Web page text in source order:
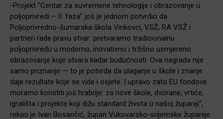
-Projekt ”Centar za suvremene tehnologije i obrazovanje u
poljoprivredi – II. faza” još je jednom potvrdio da
Poljoprivredno-šumarska škola Vinkovci, VSŽ, RA VSŽ i
partneri rade pravu stvar: pretvaramo tradicionalnu
poljoprivredu u moderno, inovativno i tržišno usmjereno
obrazovanje koje stvara kadar budućnosti. Ova nagrada nije
samo priznanje — to je potvrda da ulaganje u škole i znanje
daje rezultate koje se vide i osjete. I upravo zato EU fondove
moramo koristiti još hrabrije: za nove škole, dvorane, vrtiće,
igrališta i projekte koji dižu standard života u našoj županiji”,
rekao je Ivan Bosančić, župan Vukovarsko-srijemske županije.